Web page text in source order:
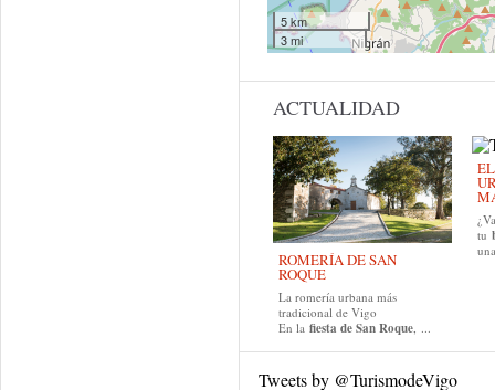
5 km
3 mi
ACTUALIDAD
ROMERÍA DE SAN
ROQUE
La romería urbana más
tradicional de Vigo
En la fiesta de San Roque, ...
tu
Tweets by @TurismodeVigo